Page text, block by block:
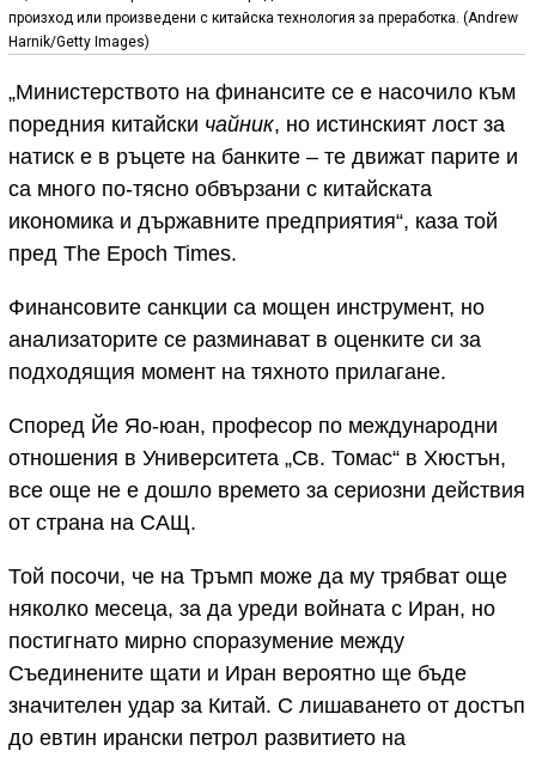
произход или произведени с китайска технология за преработка. (Andrew
Harnik/Getty Images)
„Министерството на финансите се е насочило към
поредния китайски чайник, но истинският лост за
натиск е в ръцете на банките – те движат парите и
са много по-тясно обвързани с китайската
икономика и държавните предприятия“, каза той
пред The Epoch Times.
Финансовите санкции са мощен инструмент, но
анализаторите се разминават в оценките си за
подходящия момент на тяхното прилагане.
Според Йе Яо-юан, професор по международни
отношения в Университета „Св. Томас“ в Хюстън,
все още не е дошло времето за сериозни действия
от страна на САЩ.
Той посочи, че на Тръмп може да му трябват още
няколко месеца, за да уреди войната с Иран, но
постигнато мирно споразумение между
Съединените щати и Иран вероятно ще бъде
значителен удар за Китай. С лишаването от достъп
до евтин ирански петрол развитието на